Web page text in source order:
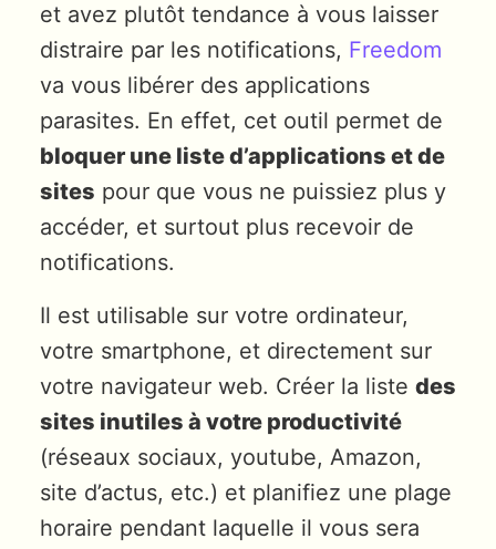
et avez plutôt tendance à vous laisser
distraire par les notifications, Freedom
va vous libérer des applications
parasites. En effet, cet outil permet de
bloquer une liste d’applications et de
sites pour que vous ne puissiez plus y
accéder, et surtout plus recevoir de
notifications.
Il est utilisable sur votre ordinateur,
votre smartphone, et directement sur
votre navigateur web. Créer la liste des
sites inutiles à votre productivité
(réseaux sociaux, youtube, Amazon,
site d’actus, etc.) et planifiez une plage
horaire pendant laquelle il vous sera